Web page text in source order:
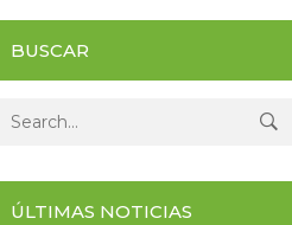
BUSCAR
Search for:
ÚLTIMAS NOTICIAS